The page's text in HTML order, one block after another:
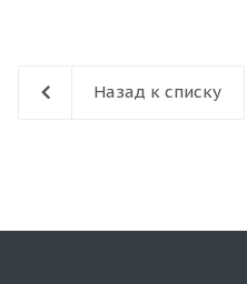
Назад к списку